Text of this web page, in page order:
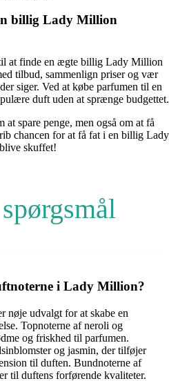
billig Lady Million
at finde en ægte billig Lady Million
tilbud, sammenlign priser og vær
siger. Ved at købe parfumen til en
duft uden at sprænge budgettet.
spare penge, men også om at få
chancen for at få fat i en billig Lady
skuffet!
i Lady Million?
udvalgt for at skabe en
Topnoterne af neroli og
og friskhed til parfumen.
og jasmin, der tilføjer
til duften. Bundnoterne af
til duftens forførende kvaliteter.